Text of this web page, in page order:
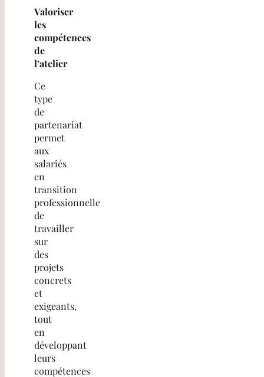
Valoriser
les
compétences
de
l’atelier
Ce
type
de
partenariat
permet
aux
salariés
en
transition
professionnelle
de
travailler
sur
des
projets
concrets
et
exigeants,
tout
en
développant
leurs
compétences